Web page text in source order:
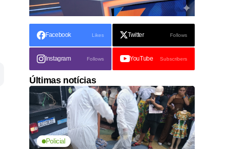
Facebook Likes Twitter Follows
Instagram Follows YouTube Subscribers
Últimas notícias
Policial